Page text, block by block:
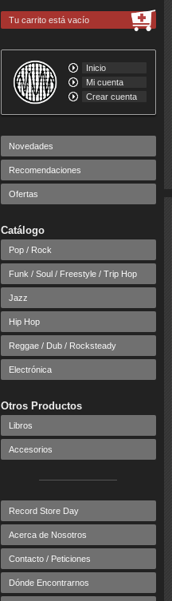
Tu carrito está vacío
Inicio
Mi cuenta
Crear cuenta
Novedades
Recomendaciones
Ofertas
Catálogo
Pop / Rock
Funk / Soul / Freestyle / Trip Hop
Jazz
Hip Hop
Reggae / Dub / Rocksteady
Electrónica
Otros Productos
Libros
Accesorios
Record Store Day
Acerca de Nosotros
Contacto / Peticiones
Dónde Encontrarnos